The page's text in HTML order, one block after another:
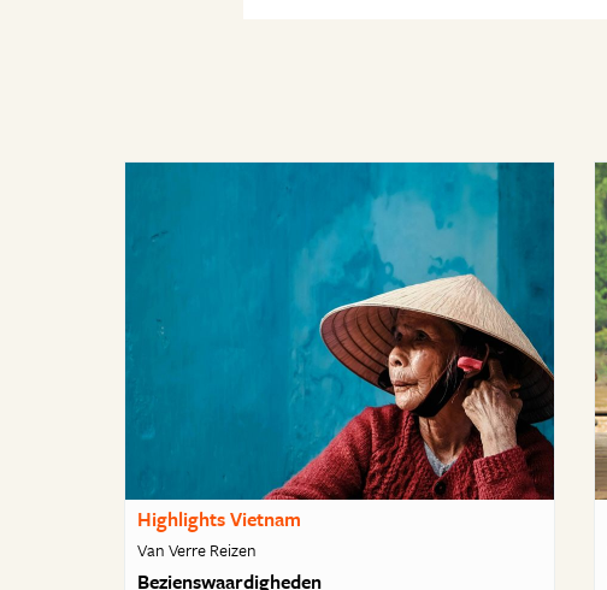
Highlights Vietnam
Van Verre Reizen
Bezienswaardigheden